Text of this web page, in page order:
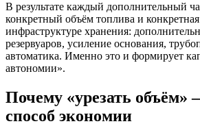
В результате каждый дополнительный
конкретный объём топлива и
инфраструктуре хранения:
резервуаров, усиление основания,
автоматика. Именно это и формирует
автономии».
Почему «урезать объём»
способ экономии